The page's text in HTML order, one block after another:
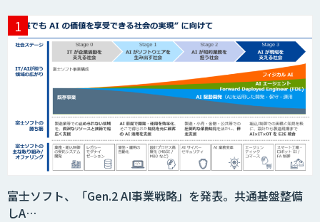
富士ソフト、「Gen.2 AI事業戦略」を発表。共通基盤整備
しA…